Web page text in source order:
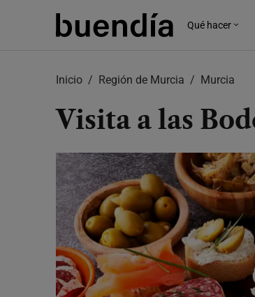
Qué hacer
Inicio Región de Murcia Murcia
Visita a las